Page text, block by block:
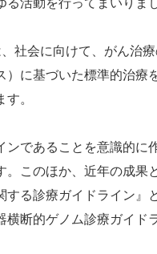
社会に向けて、がん治
）に基づいた標準的治療
。
ンであることを意識的に
。このほか、近年の成
する診療ガイドライン
横断的ゲノム診療ガイド